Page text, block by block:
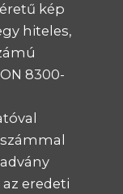
kép
hiteles,
8300-
eredeti